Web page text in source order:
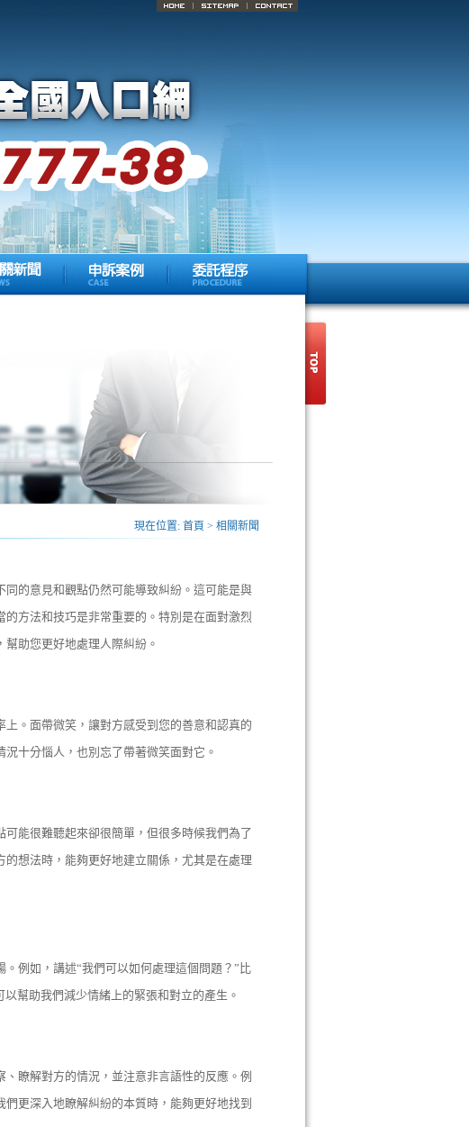
現在位置: 首頁 > 相關新聞
的意見和觀點仍然可能導致糾紛。這可能是與
方法和技巧是非常重要的。特別是在面對激烈
助您更好地處理人際糾紛。
。面帶微笑，讓對方感受到您的善意和認真的
十分惱人，也別忘了帶著微笑面對它。
能很難聽起來卻很簡單，但很多時候我們為了
想法時，能夠更好地建立關係，尤其是在處理
例如，講述“我們可以如何處理這個問題？”比
幫助我們減少情緒上的緊張和對立的產生。
瞭解對方的情況，並注意非言語性的反應。例
更深入地瞭解糾紛的本質時，能夠更好地找到